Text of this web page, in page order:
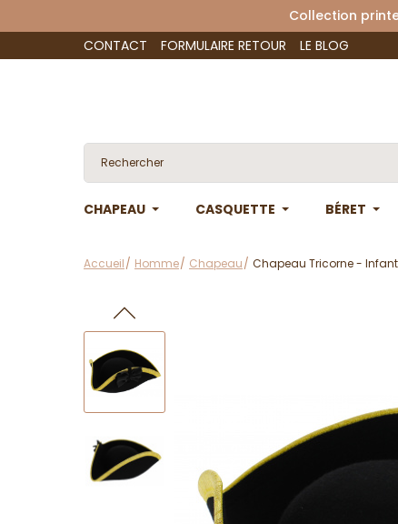
Collection
CONTACT
FORMULAIRE RETOUR LE BLOG
CHAPEAU CASQUETTE BÉRET
Accueil Homme Chapeau Chapeau Tricorne -